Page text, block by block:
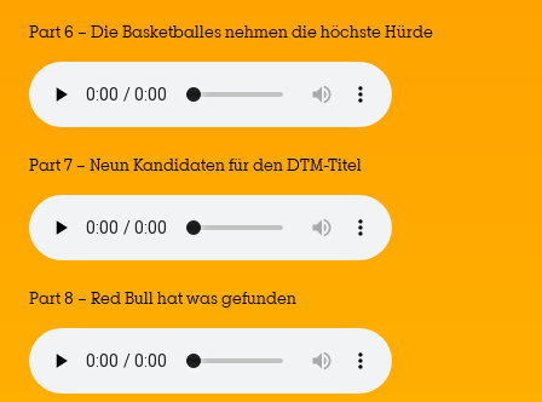
Part 6 – Die Basketballes nehmen die höchste Hürde
Part 7 – Neun Kandidaten für den DTM-Titel
Part 8 – Red Bull hat was gefunden